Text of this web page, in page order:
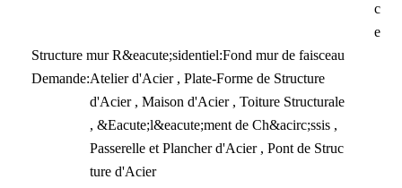
c
e
Structure mur R&eacute;sidentiel:Fond mur de faisceau
Demande:Atelier d'Acier , Plate-Forme de Structure
d'Acier , Maison d'Acier , Toiture Structurale
, &Eacute;l&eacute;ment de Ch&acirc;ssis ,
Passerelle et Plancher d'Acier , Pont de Struc
ture d'Acier